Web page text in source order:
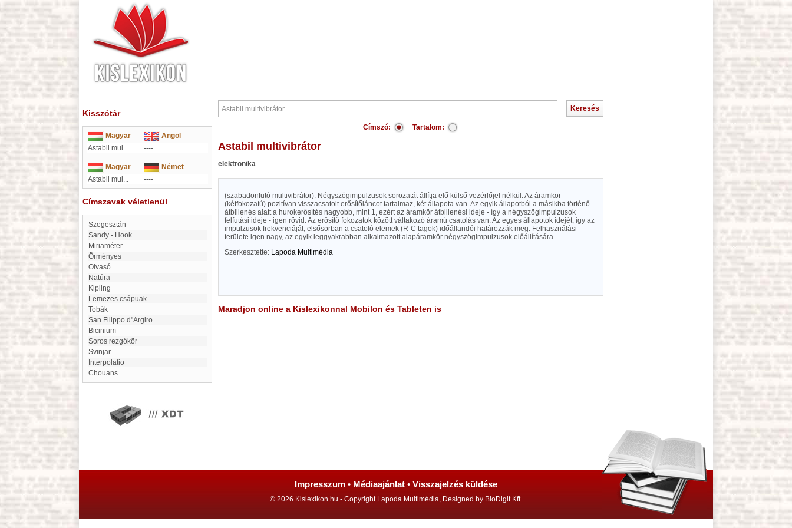
Kisszótár
Magyar
Angol
Astabil mul...
----
Magyar
Német
Astabil mul...
----
Címszavak véletlenül
Szegesztán
Sandy - Hook
miriaméter
Örményes
Olvasó
natúra
Kipling
Lemezes csápuak
Tobák
San Filippo d"Argiro
bicinium
soros rezgőkör
Svinjar
Interpolatio
Chouans
Címszó: Tartalom:
Astabil multivibrátor
elektronika
(szabadonfutó multivibrátor). Négyszögimpulzusok sorozatát állítja elő külső vezérlőjel nélkül. Az áramkör
(kétfokozatú) pozitívan visszacsatolt erősítőláncot tartalmaz, két állapota van. Az egyik állapotból a másikba történő
átbillenés alatt a hurokerősítés nagyobb, mint 1, ezért az áramkör átbillenési ideje - így a négyszögimpulzusok
felfutási ideje - igen rövid. Az erősítő fokozatok között váltakozó áramú csatolás van. Az egyes állapotok idejét, így az
impulzusok frekvenciáját, elsősorban a csatoló elemek (R-C tagok) időállandói határozzák meg. Felhasználási
területe igen nagy, az egyik leggyakrabban alkalmazott alapáramkör négyszögimpulzusok előállítására.
Szerkesztette: Lapoda Multimédia
Maradjon online a Kislexikonnal Mobilon és Tableten is
Impresszum • Médiaajánlat • Visszajelzés küldése
© 2026 Kislexikon.hu - Copyright Lapoda Multimédia, Designed by BioDigit Kft.